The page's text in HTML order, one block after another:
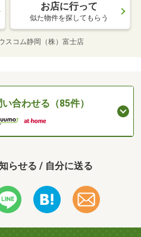
お店に行って
似た物件を探してもらう
スコム静岡（株）富士店
合わせる（85件）
らせる / 自分に送る